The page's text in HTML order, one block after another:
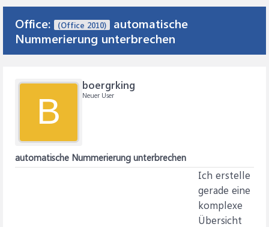
Office: (Office 2010)
automatische
Nummerierung unterbrechen
B
boergrking
Neuer User
automatische Nummerierung unterbrechen
Ich erstelle
gerade eine
komplexe
Übersicht